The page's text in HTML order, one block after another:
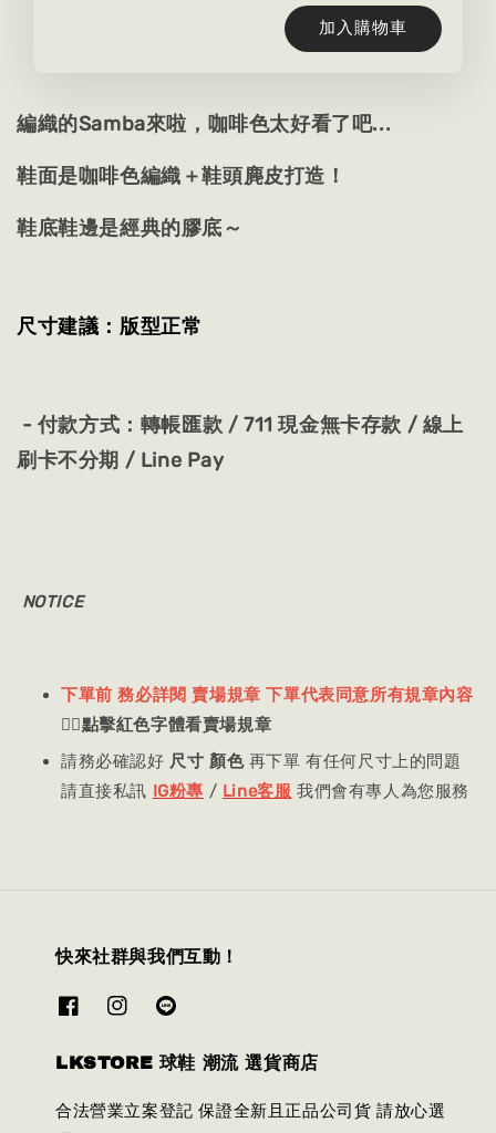
加入購物車
編織的Samba來啦，咖啡色太好看了吧...
鞋面是咖啡色編織＋鞋頭麂皮打造！
鞋底鞋邊是經典的膠底～
尺寸建議：版型正常
- 付款方式：轉帳匯款 / 711 現金無卡存款 / 線上
刷卡不分期 / Line Pay
NOTICE
下單前 務必詳閱 賣場規章 下單代表同意所有規章內容
👈🏻點擊紅色字體看賣場規章
請務必確認好 尺寸 顏色再下單 有任何尺寸上的問題
請直接私訊 IG粉專 / Line客服 我們會有專人為您服務
快來社群與我們互動！
LKSTORE 球鞋 潮流 選貨商店
合法營業立案登記 保證全新且正品公司貨 請放心選